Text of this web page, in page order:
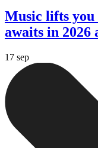
Music lifts you
awaits in 2026
17 sep